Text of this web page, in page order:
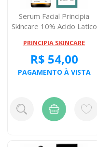
Serum Facial Principia
Skincare 10% Acido Latico
PRINCIPIA SKINCARE
R$ 54,00
PAGAMENTO À VISTA